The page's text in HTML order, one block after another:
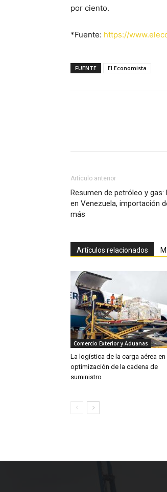
por ciento.
*Fuente: https://
FUENTE El Economista
Artículo anterior
Resumen de petróleo y gas:
en Venezuela, importación
más
Artículos relacionados
Comercio Exterior y Aduanas
La logística de la carga aérea en
optimización de la cadena de
suministro